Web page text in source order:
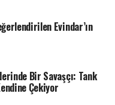
Evindar’ın
Bir Savaşçı: Tank
Çekiyor